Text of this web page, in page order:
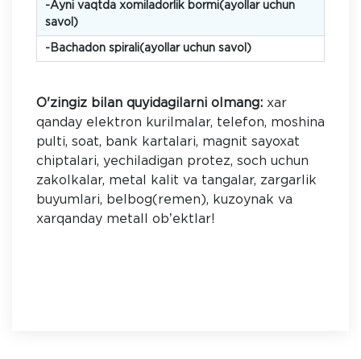
-Аyni vaqtda xomiladorlik bormi(ayollar uchun
savol)
-Bachadon spirali(ayollar uchun savol)
O'zingiz bilan quyidagilarni olmang: xar
qanday elektron kurilmalar, telefon, moshina
pulti, soat, bank kartalari, magnit sayoxat
chiptalari, yechiladigan protez, soch uchun
zakolkalar, metal kalit va tangalar, zargarlik
buyumlari, belbog(remen), kuzoynak va
xarqanday metall obʼektlar!